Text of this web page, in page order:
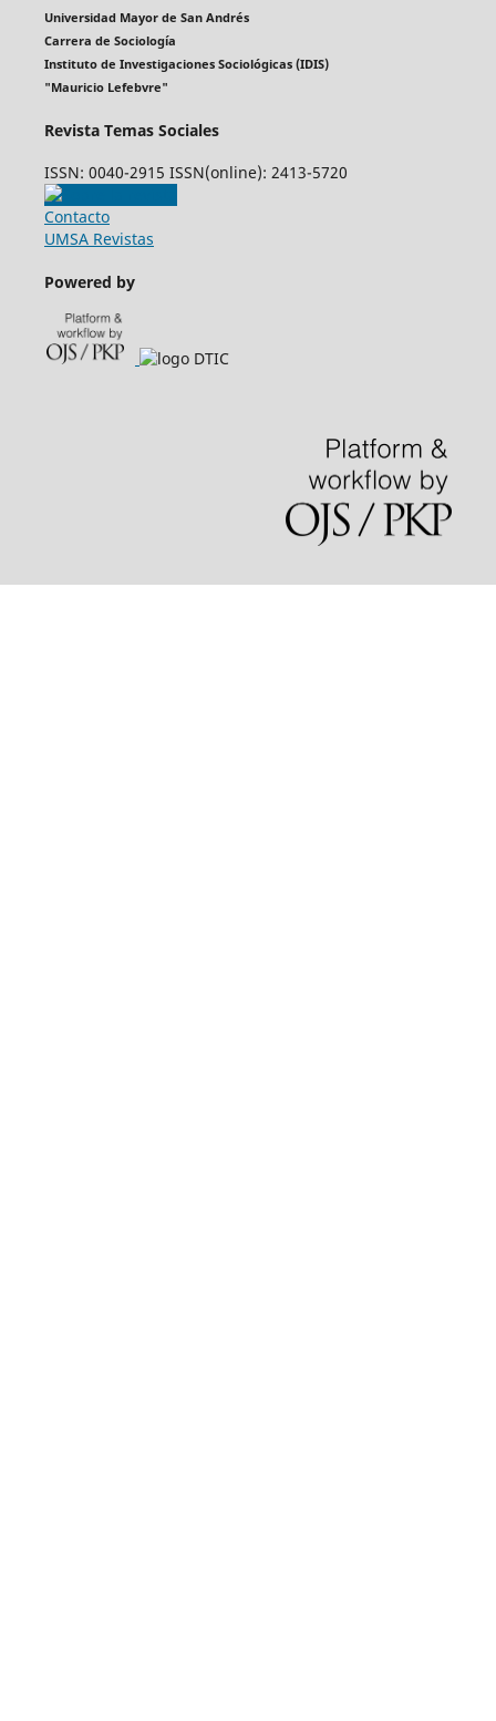
Universidad Mayor de San Andrés
Carrera de Sociología
Instituto de Investigaciones Sociológicas (IDIS)
"Mauricio Lefebvre"
Revista Temas Sociales
ISSN: 0040-2915 ISSN(online): 2413-5720
Contacto
UMSA Revistas
Powered by